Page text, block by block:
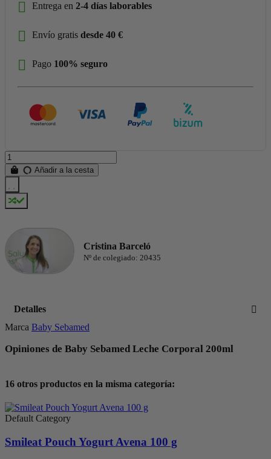
Entrega en 2-4 días laborables
Envío gratis desde 40 €
Pago 100% seguro
Añadir a la cesta
Cristina Barceló
Nº de colegiado: 20435
Detalles
Marca Baby Sebamed
Opiniones de Baby Sebamed Leche Corporal 200ml
16 otros productos en la misma categoría:
Default Category
Smileat Pouch Yogurt Avena 100 g